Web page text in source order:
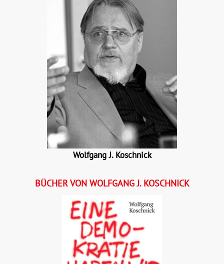
Wolfgang J. Koschnick
BÜCHER VON WOLFGANG J. KOSCHNICK